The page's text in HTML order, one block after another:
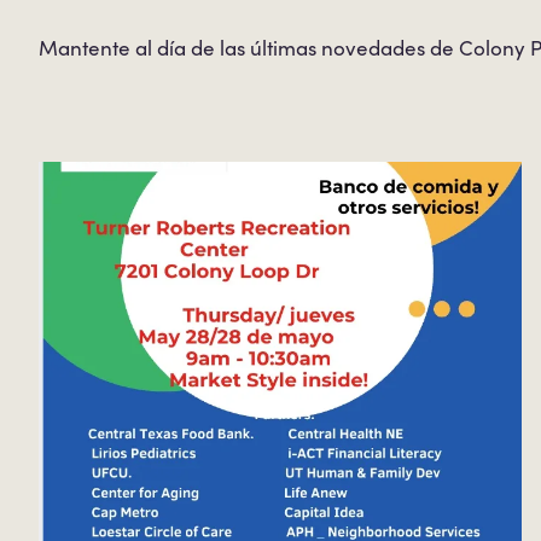
Mantente al día de las últimas novedades de Colony